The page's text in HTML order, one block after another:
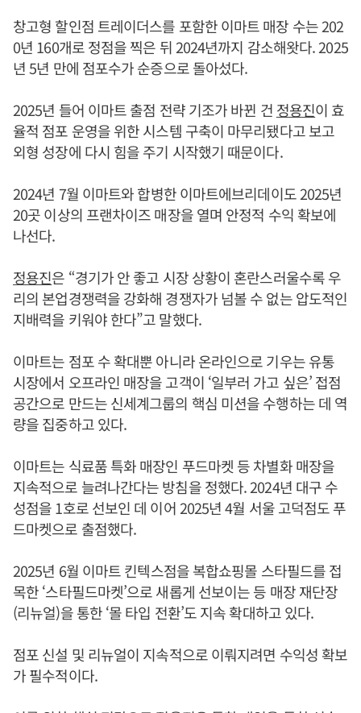
창고형 할인점 트레이더스를 포함한 이마트 매장 수는 202
0년 160개로 정점을 찍은 뒤 2024년까지 감소해왓다. 2025
년 5년 만에 점포수가 순증으로 돌아섰다.
2025년 들어 이마트 출점 전략 기조가 바뀐 건 정용진이 효
율적 점포 운영을 위한 시스템 구축이 마무리됐다고 보고
외형 성장에 다시 힘을 주기 시작했기 때문이다.
2024년 7월 이마트와 합병한 이마트에브리데이도 2025년
20곳 이상의 프랜차이즈 매장을 열며 안정적 수익 확보에
나선다.
정용진은 “경기가 안 좋고 시장 상황이 혼란스러울수록 우
리의 본업경쟁력을 강화해 경쟁자가 넘볼 수 없는 압도적인
지배력을 키워야 한다”고 말했다.
이마트는 점포 수 확대뿐 아니라 온라인으로 기우는 유통
시장에서 오프라인 매장을 고객이 ‘일부러 가고 싶은’ 접점
공간으로 만드는 신세계그룹의 핵심 미션을 수행하는 데 역
량을 집중하고 있다.
이마트는 식료품 특화 매장인 푸드마켓 등 차별화 매장을
지속적으로 늘려나간다는 방침을 정했다. 2024년 대구 수
성점을 1호로 선보인 데 이어 2025년 4월 서울 고덕점도 푸
드마켓으로 출점했다.
2025년 6월 이마트 킨텍스점을 복합쇼핑몰 스타필드를 접
목한 ‘스타필드마켓’으로 새롭게 선보이는 등 매장 재단장
(리뉴얼)을 통한 ‘몰 타입 전환’도 지속 확대하고 있다.
점포 신설 및 리뉴얼이 지속적으로 이뤄지려면 수익성 확보
가 필수적이다.